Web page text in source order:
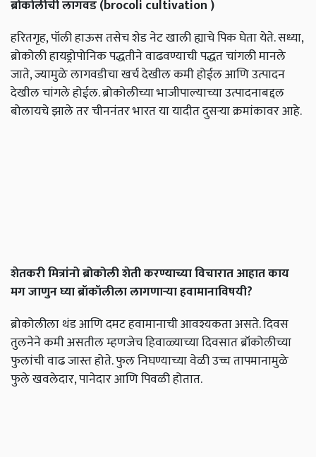
ब्रोकोलीचीलागवड(brocoli cultivation )
हरितगृह, पॉली हाऊस तसेच शेड नेट खाली ह्याचे पिक घेता येते. सध्या,
ब्रोकोली हायड्रोपोनिक पद्धतीने वाढवण्याची पद्धत चांगली मानले
जाते, ज्यामुळे लागवडीचा खर्च देखील कमी होईल आणि उत्पादन
देखील चांगले होईल. ब्रोकोलीच्या भाजीपाल्याच्या उत्पादनाबद्दल
बोलायचे झाले तर चीननंतर भारत या यादीत दुसऱ्या क्रमांकावर आहे.
शेतकरीमित्रांनोब्रोकोलीशेतीकरण्याच्याविचारातआहातकाय
मगजाणुनघ्याब्रॉकॉलीलालागणाऱ्याहवामानाविषयी?
ब्रोकोलीला थंड आणि दमट हवामानाची आवश्यकता असते. दिवस
तुलनेने कमी असतील म्हणजेच हिवाळ्याच्या दिवसात ब्रॉकोलीच्या
फुलांची वाढ जास्त होते. फुल निघण्याच्या वेळी उच्च तापमानामुळे
फुले खवलेदार, पानेदार आणि पिवळी होतात.